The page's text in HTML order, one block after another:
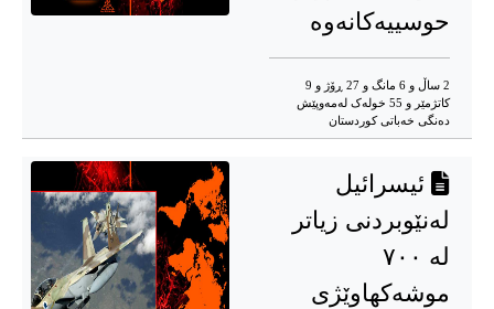
حوسییەکانەوە
2 ساڵ و 6 مانگ و 27 ڕۆژ و 9
کاتژمێر و 55 خوله‌ک له‌مه‌وپێش‌
دەنگی خەباتی کوردستان
ئیسرائیل
لەنێوبردنی زیاتر
لە ۷۰۰
موشەکهاوێژی